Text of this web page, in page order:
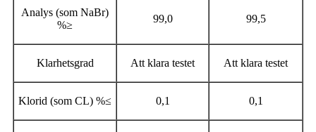
Analys (som NaBr)
%≥
99,0 99,5
Klarhetsgrad Att klara testet Att klara testet
Klorid (som CL) %≤ 0,1 0,1